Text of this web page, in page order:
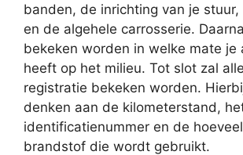
banden, de inrichting van je
en de algehele carrosserie.
bekeken worden in welke mate je
heeft op het milieu. Tot slot zal
registratie bekeken worden.
denken aan de kilometerstand,
identificatienummer en de
brandstof die wordt gebruikt.